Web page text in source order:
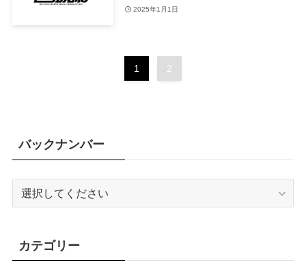
2025年1月1日
1 2
バックナンバー
カテゴリー